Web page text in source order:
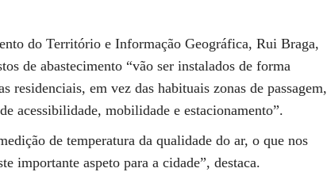
do Território e Informação Geográfica, Rui Braga,
de abastecimento “vão ser instalados de forma
residenciais, em vez das habituais zonas de passagem,
acessibilidade, mobilidade e estacionamento”.
de temperatura da qualidade do ar, o que nos
importante aspeto para a cidade”, destaca.